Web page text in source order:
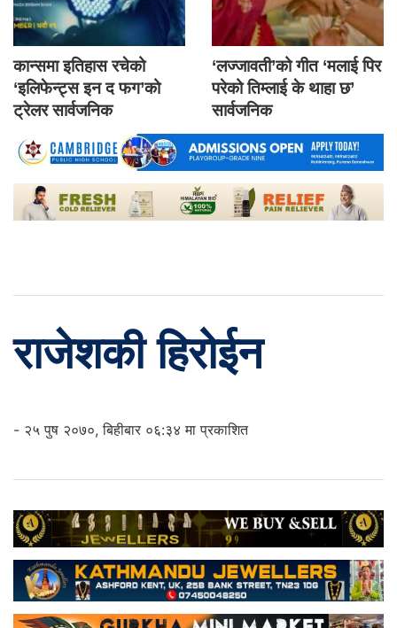
कान्समा इतिहास रचेको
‘इलिफेन्ट्स इन द फग’को
ट्रेलर सार्वजनिक
‘लज्जावती’को गीत ‘मलाई पिर
परेको तिम्लाई के थाहा छ’
सार्वजनिक
राजेशकी हिरोईन
- २५ पुष २०७०, बिहीबार ०६:३४ मा प्रकाशित